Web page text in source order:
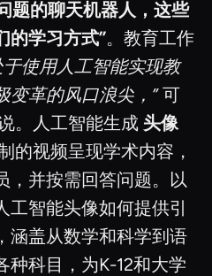
题的聊天机器人，这些
的学习方式”。教育工作
于使用人工智能实现教
变革的风口浪尖，”可
。人工智能生成 头像
的视频呈现学术内容，
，并按需回答问题。以
工智能头像如何提供引
涵盖从数学和科学到语
种科目，为K-12和大学